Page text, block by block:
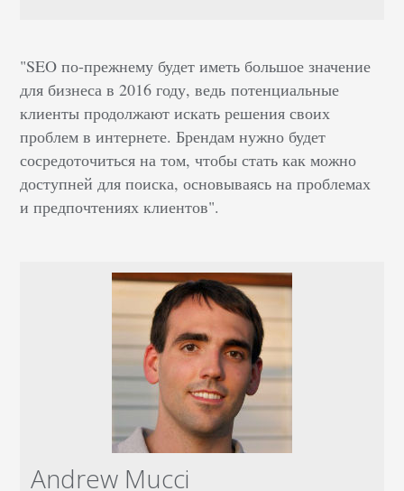
"SEO по-прежнему будет иметь большое значение
для бизнеса в 2016 году, ведь потенциальные
клиенты продолжают искать решения своих
проблем в интернете. Брендам нужно будет
сосредоточиться на том, чтобы стать как можно
доступней для поиска, основываясь на проблемах
и предпочтениях клиентов".
Andrew Mucci